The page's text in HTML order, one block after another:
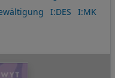
I:DES
I:MK